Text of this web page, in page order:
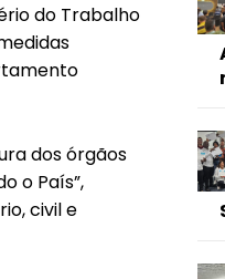
do Trabalho
dos órgãos
o País”,
civil e